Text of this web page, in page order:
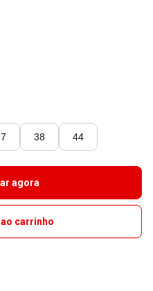
38 44
agora
carrinho